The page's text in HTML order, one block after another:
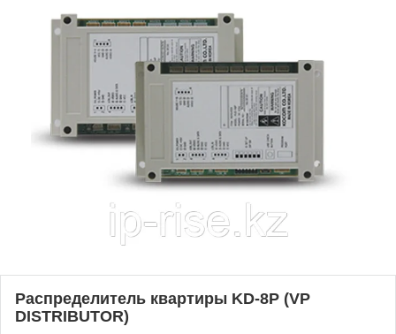
Распределитель квартиры KD-8P (VP
DISTRIBUTOR)